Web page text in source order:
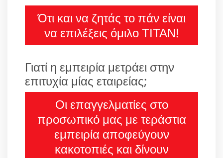
Ότι και να ζητάς το πάν είναι
να επιλέξεις όμιλο ΤΙΤΑΝ!
Γιατί η εμπειρία μετράει στην
επιτυχία μίας εταιρείας;
Οι επαγγελματίες στο
προσωπικό μας με τεράστια
εμπειρία αποφεύγουν
κακοτοπιές και δίνουν